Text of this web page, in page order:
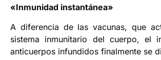
«Inmunidad instantánea»
A diferencia de las vacunas, que
sistema inmunitario del cuerpo, el
anticuerpos infundidos finalmente se